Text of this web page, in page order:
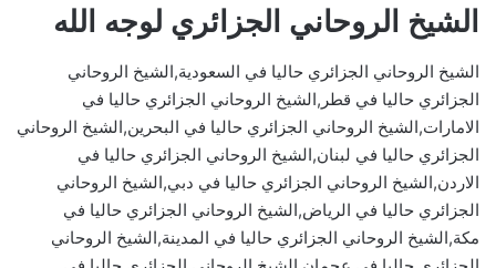
الشيخ الروحاني الجزائري لوجه الله
الشيخ الروحاني الجزائري حاليا في السعودية,الشيخ الروحاني
الجزائري حاليا في قطر,الشيخ الروحاني الجزائري حاليا في
الامارات,الشيخ الروحاني الجزائري حاليا في البحرين,الشيخ الروحاني
الجزائري حاليا في لبنان,الشيخ الروحاني الجزائري حاليا في
الاردن,الشيخ الروحاني الجزائري حاليا في دبي,الشيخ الروحاني
الجزائري حاليا في الرياض,الشيخ الروحاني الجزائري حاليا في
مكة,الشيخ الروحاني الجزائري حاليا في المدينة,الشيخ الروحاني